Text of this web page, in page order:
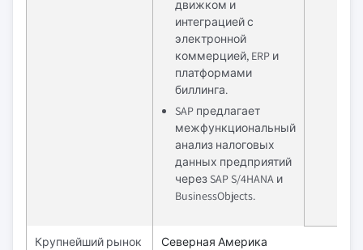
движком и
интеграцией с
электронной
коммерцией, ERP и
платформами
биллинга.
SAP предлагает
межфункциональный
анализ налоговых
данных предприятий
через SAP S/4HANA и
BusinessObjects.
Крупнейший рынок Северная Америка